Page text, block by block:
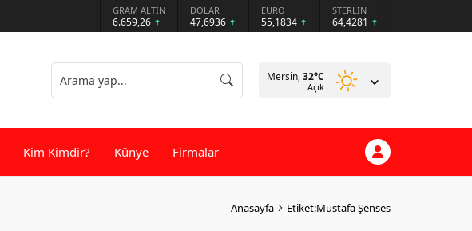
GRAM ALTIN
6.659,26
DOLAR
47,6936
EURO
55,1834
STERLİN
64,4281
Mersin,32°C
Açık
Kim Kimdir? Künye Firmalar
Anasayfa Etiket:Mustafa Şenses